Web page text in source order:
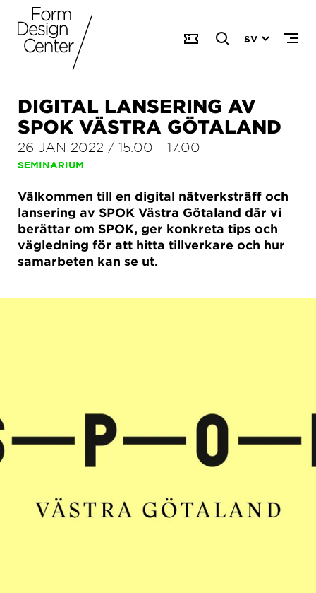
SV
DIGITAL LANSERING AV
SPOK VÄSTRA GÖTALAND
26 JAN 2022 / 15.00 - 17.00
SEMINARIUM
Välkommen till en digital nätverksträff och
lansering av SPOK Västra Götaland där vi
berättar om SPOK, ger konkreta tips och
vägledning för att hitta tillverkare och hur
samarbeten kan se ut.